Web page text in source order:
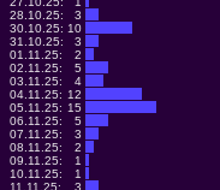
28.10.25:
3
30.10.25: 10
31.10.25:
3
01.11.25:
2
02.11.25:
5
03.11.25:
4
04.11.25: 12
05.11.25: 15
06.11.25:
5
07.11.25:
3
08.11.25:
2
09.11.25:
1
10.11.25:
1